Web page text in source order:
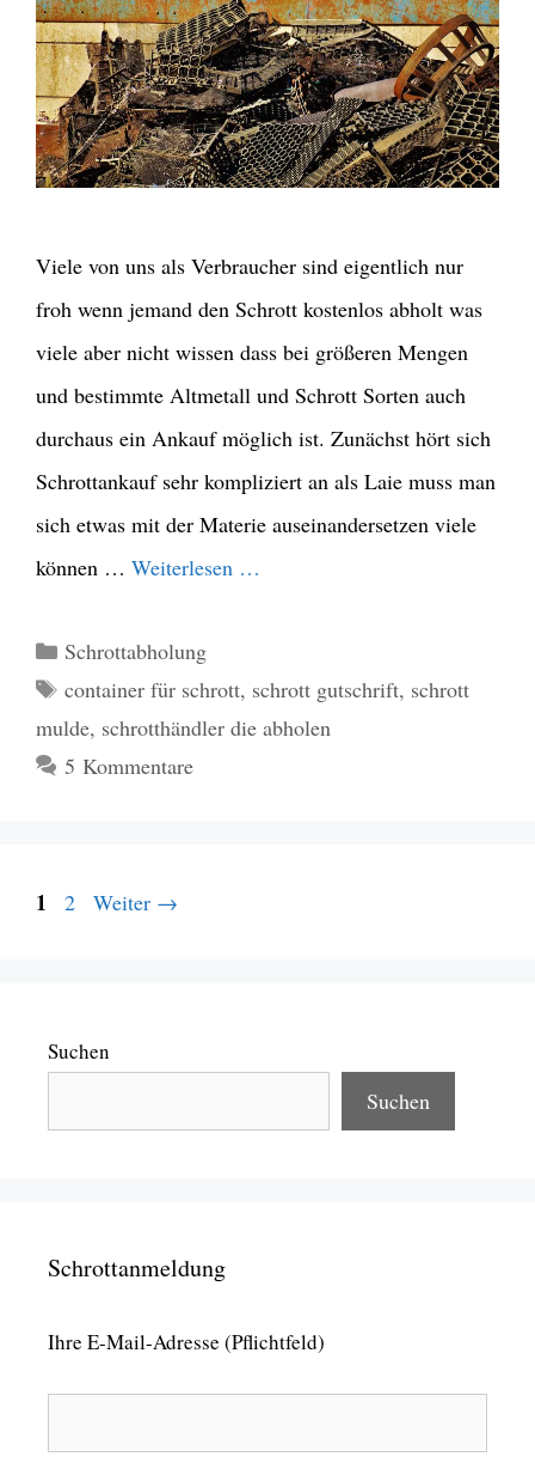
Viele von uns als Verbraucher sind eigentlich nur
froh wenn jemand den Schrott kostenlos abholt was
viele aber nicht wissen dass bei größeren Mengen
und bestimmte Altmetall und Schrott Sorten auch
durchaus ein Ankauf möglich ist. Zunächst hört sich
Schrottankauf sehr kompliziert an als Laie muss man
sich etwas mit der Materie auseinandersetzen viele
können … Weiterlesen …
Kategorien
Schrottabholung
Schlagwörter
container für schrott, schrott gutschrift, schrott
mulde, schrotthändler die abholen
5 Kommentare
Seite
1 Seite
2 Weiter →
Suchen
Suchen
Schrottanmeldung
Ihre E-Mail-Adresse (Pflichtfeld)